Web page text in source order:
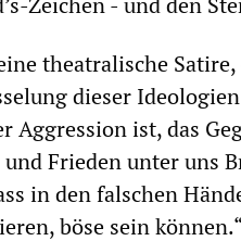
theatralische
dieser
Aggression ist, das
Frieden unter uns
in den falschen
böse sein können.“